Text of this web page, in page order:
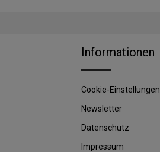
Informationen
Cookie-Einstellungen
Newsletter
Datenschutz
Impressum